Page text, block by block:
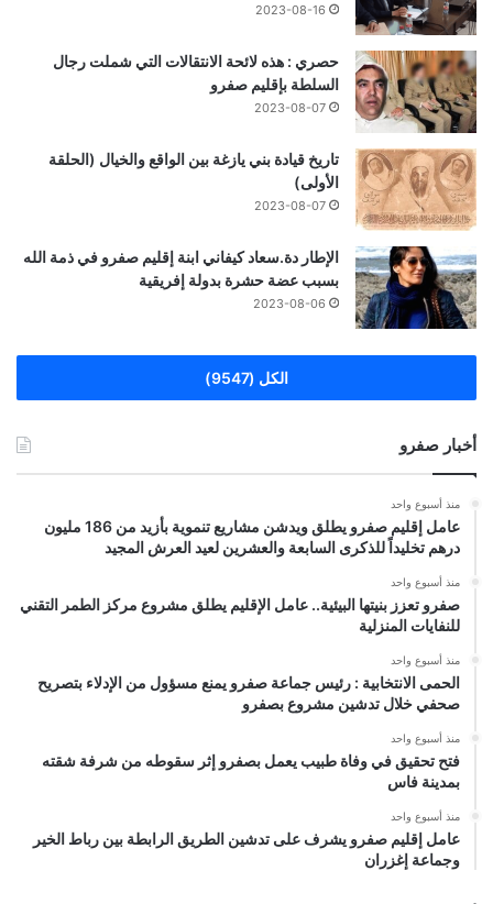
2023-08-16
حصري : هذه لائحة الانتقالات التي شملت رجال
السلطة بإقليم صفرو
2023-08-07
تاريخ قيادة بني يازغة بين الواقع والخيال (الحلقة
الأولى)
2023-08-07
الإطار دة.سعاد كيفاني ابنة إقليم صفرو في ذمة الله
بسبب عضة حشرة بدولة إفريقية
2023-08-06
الكل (9547)
أخبار صفرو
منذ أسبوع واحد
عامل إقليم صفرو يطلق ويدشن مشاريع تنموية بأزيد من 186 مليون
درهم تخليداً للذكرى السابعة والعشرين لعيد العرش المجيد
منذ أسبوع واحد
صفرو تعزز بنيتها البيئية.. عامل الإقليم يطلق مشروع مركز الطمر التقني
للنفايات المنزلية
منذ أسبوع واحد
الحمى الانتخابية : رئيس جماعة صفرو يمنع مسؤول من الإدلاء بتصريح
صحفي خلال تدشين مشروع بصفرو
منذ أسبوع واحد
فتح تحقيق في وفاة طبيب يعمل بصفرو إثر سقوطه من شرفة شقته
بمدينة فاس
منذ أسبوع واحد
عامل إقليم صفرو يشرف على تدشين الطريق الرابطة بين رباط الخير
وجماعة إغزران